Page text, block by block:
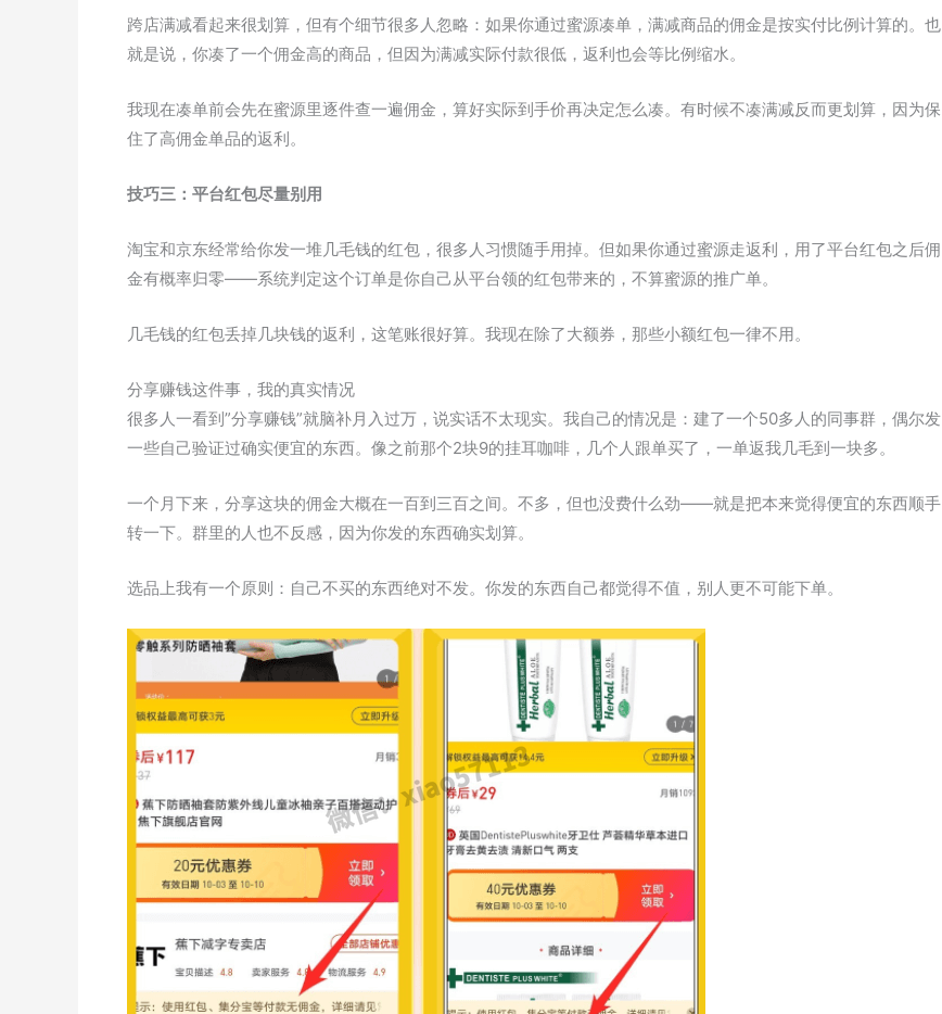
跨店满减看起来很划算，但有个细节很多人忽略：如果你通过蜜源凑单，满减商品的佣金是按实付比例计算的。也
就是说，你凑了一个佣金高的商品，但因为满减实际付款很低，返利也会等比例缩水。
我现在凑单前会先在蜜源里逐件查一遍佣金，算好实际到手价再决定怎么凑。有时候不凑满减反而更划算，因为保
住了高佣金单品的返利。
技巧三：平台红包尽量别用
淘宝和京东经常给你发一堆几毛钱的红包，很多人习惯随手用掉。但如果你通过蜜源走返利，用了平台红包之后佣
金有概率归零——系统判定这个订单是你自己从平台领的红包带来的，不算蜜源的推广单。
几毛钱的红包丢掉几块钱的返利，这笔账很好算。我现在除了大额券，那些小额红包一律不用。
分享赚钱这件事，我的真实情况
很多人一看到”分享赚钱”就脑补月入过万，说实话不太现实。我自己的情况是：建了一个50多人的同事群，偶尔发
一些自己验证过确实便宜的东西。像之前那个2块9的挂耳咖啡，几个人跟单买了，一单返我几毛到一块多。
一个月下来，分享这块的佣金大概在一百到三百之间。不多，但也没费什么劲——就是把本来觉得便宜的东西顺手
转一下。群里的人也不反感，因为你发的东西确实划算。
选品上我有一个原则：自己不买的东西绝对不发。你发的东西自己都觉得不值，别人更不可能下单。